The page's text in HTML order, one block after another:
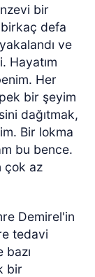
bir
defa
ve
Hayatım
Her
bir şeyim
dağıtmak,
Bir lokma
bu bence.
çok az
Demirel'in
tedavi
bazı
bir